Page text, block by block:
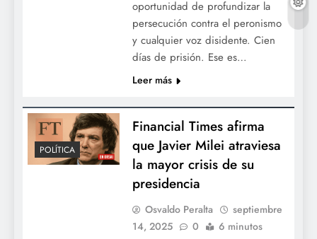
oportunidad de profundizar la
persecución contra el peronismo
y cualquier voz disidente. Cien
días de prisión. Ese es…
Leer más
POLÍTICA
Financial Times afirma
que Javier Milei atraviesa
la mayor crisis de su
presidencia
Osvaldo Peralta
septiembre
14, 2025
0 6 minutos